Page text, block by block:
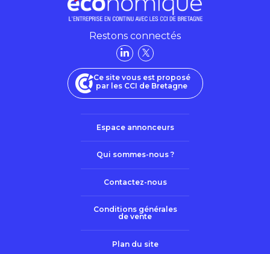
Restons connectés
Ce site vous est proposé
par les CCI de Bretagne
Espace annonceurs
Qui sommes-nous ?
Contactez-nous
Conditions générales
de vente
Plan du site